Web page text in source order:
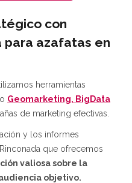
con
azafatas en
herramientas
Geomarketing, BigData
de marketing efectivas.
y los informes
que ofrecemos
valiosa sobre la
objetivo.